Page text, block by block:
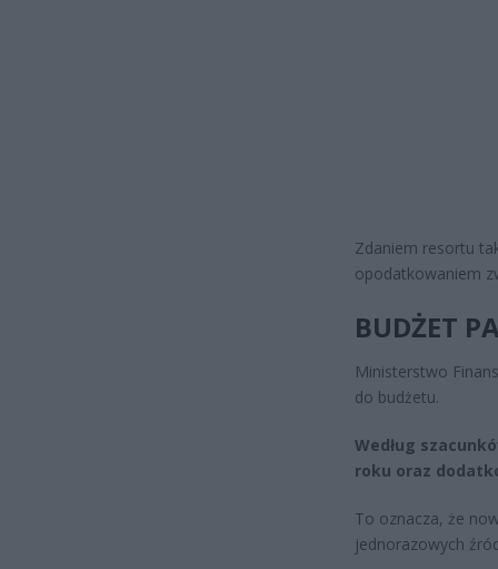
Zdaniem resortu
opodatkowaniem
BUDŻET
Ministerstwo
do budżetu.
Według
roku oraz
To oznacza, że
jednorazowych